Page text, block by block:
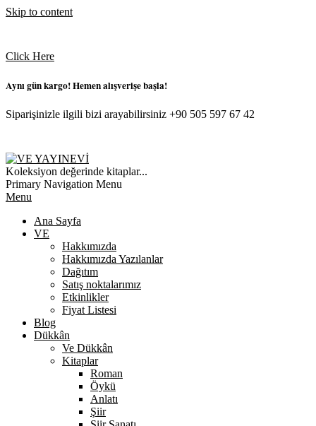
Skip to content
Click Here
Aynı gün kargo! Hemen alışverişe başla!
Siparişinizle ilgili bizi arayabilirsiniz +90 505 597 67 42
VE
YAYINEVI
Koleksiyon değerinde kitaplar...
Primary Navigation Menu
Menu
Ana Sayfa
VE
Hakkımızda
Hakkımızda Yazılanlar
Dağıtım
Satış noktalarımız
Etkinlikler
Fiyat Listesi
Blog
Dükkân
Ve Dükkân
Kitaplar
Roman
Öykü
Anlatı
Şiir